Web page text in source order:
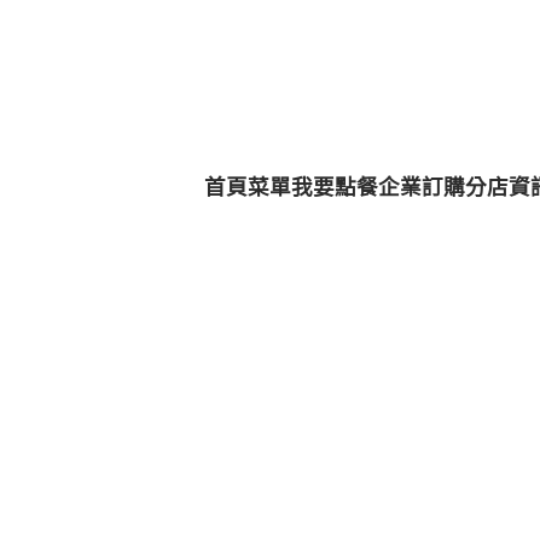
首頁菜單我要點餐企業訂購分店資